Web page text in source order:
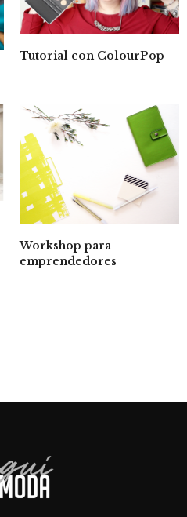
Tutorial con ColourPop
Workshop para
emprendedores